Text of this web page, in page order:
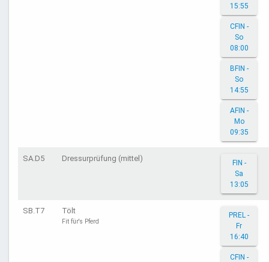
15:55
CFIN -
So
08:00
BFIN -
So
14:55
AFIN -
Mo
09:35
SA.D5 Dressurprüfung (mittel)
FIN -
Sa
13:05
SB.T7 Tölt
Fit für's Pferd
PREL -
Fr
16:40
CFIN -